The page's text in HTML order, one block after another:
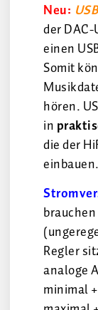
Neu:
der
einen
Somit
hören.
in
die der
einbauen.
brauchen
Regler
analoge
minimal